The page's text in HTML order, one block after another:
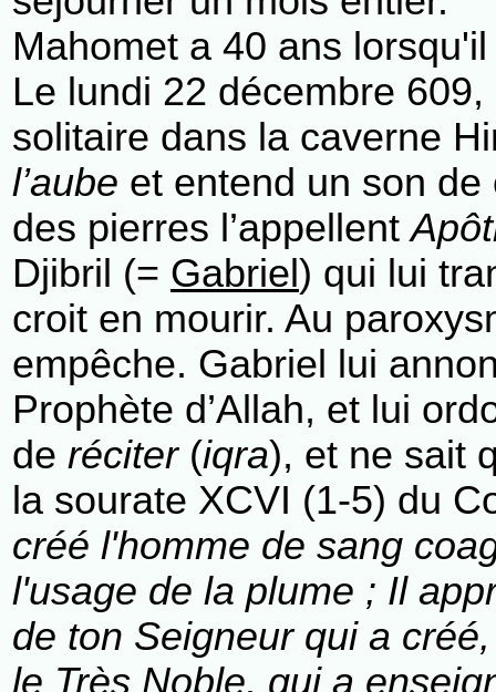
Mahomet a 40 ans
Le lundi 22 décembre
solitaire dans la caverne
l’aube et entend un son
des pierres l’appellent
Djibril (= Gabriel ) qui lui
croit en mourir. Au
empêche. Gabriel lui
Prophète d’Allah, et lui
de réciter(iqra), et ne sait
la sourate XCVI (1-5) du
créé l'homme de sang
l'usage de la plume ; Il
de ton Seigneur qui a
le Très Noble, qui a